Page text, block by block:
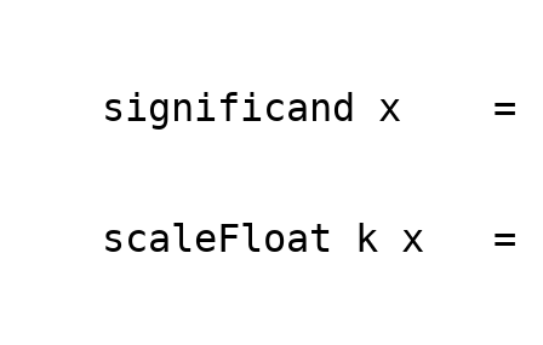
significand x =
scaleFloat k x =